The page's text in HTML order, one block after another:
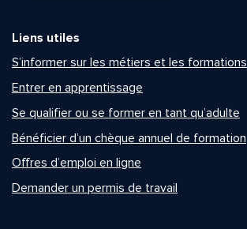
Liens utiles
S’informer sur les métiers et les formations
Entrer en apprentissage
Se qualifier ou se former en tant qu’adulte
Bénéficier d’un chèque annuel de formation
Offres d’emploi en ligne
Demander un permis de travail